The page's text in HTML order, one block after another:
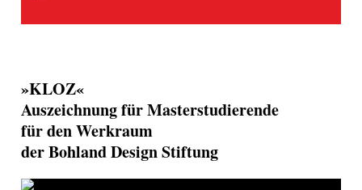
»KLOZ«
Auszeichnung für Masterstudierende
für den Werkraum
der Bohland Design Stiftung